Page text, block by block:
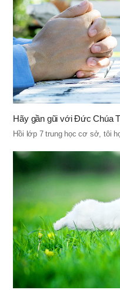
Hãy gần gũi với Đức Chúa
Hồi lớp 7 trung học cơ sở, tôi